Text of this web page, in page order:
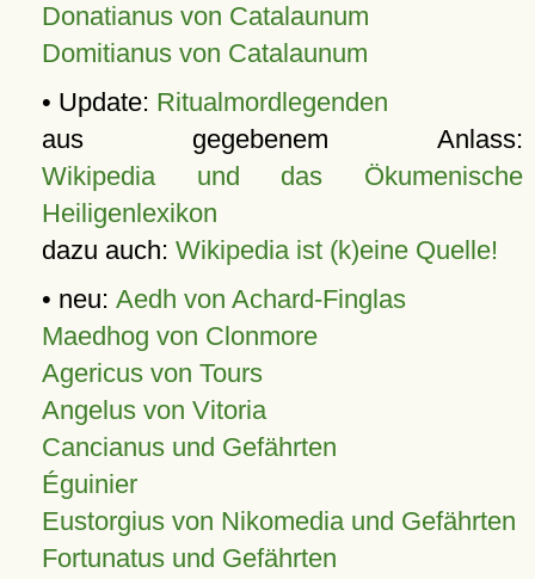
Donatianus von Catalaunum
Domitianus von Catalaunum
• Update: Ritualmordlegenden
aus gegebenem Anlass:
Wikipedia und das Ökumenische
Heiligenlexikon
dazu auch: Wikipedia ist (k)eine Quelle!
• neu: Aedh von Achard-Finglas
Maedhog von Clonmore
Agericus von Tours
Angelus von Vitoria
Cancianus und Gefährten
Éguinier
Eustorgius von Nikomedia und Gefährten
Fortunatus und Gefährten